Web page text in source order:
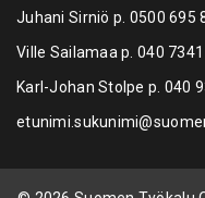
Juhani Sirniö p. 0500 695
Ville Sailamaa p.040
Karl-Johan Stolpe p. 040